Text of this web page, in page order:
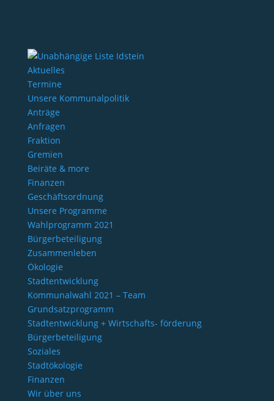
Aktuelles
Termine
Unsere Kommunalpolitik
Anträge
Anfragen
Fraktion
Gremien
Beiräte & more
Finanzen
Geschäftsordnung
Unsere Programme
Wahlprogramm 2021
Bürgerbeteiligung
Zusammenleben
Ökologie
Stadtentwicklung
Kommunalwahl 2021 – Team
Grundsatzprogramm
Stadtentwicklung + Wirtschafts- förderung
Bürgerbeteiligung
Soziales
Stadtökologie
Finanzen
Wir über uns